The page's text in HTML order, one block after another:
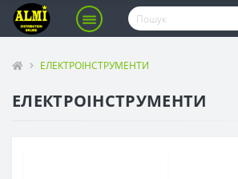
ЕЛЕКТРОІНСТРУМЕНТИ
ЕЛЕКТРОІНСТРУМЕНТИ